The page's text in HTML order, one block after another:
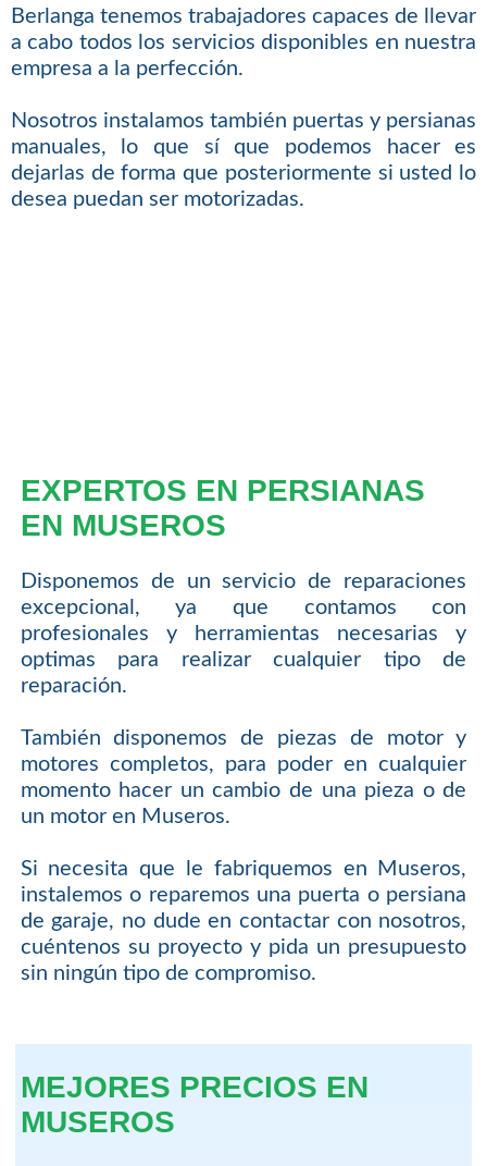
Berlanga tenemos trabajadores capaces de llevar
a cabo todos los servicios disponibles en nuestra
empresa a la perfección.
Nosotros instalamos también puertas y persianas
manuales, lo que sí que podemos hacer es
dejarlas de forma que posteriormente si usted lo
desea puedan ser motorizadas.
EXPERTOS EN PERSIANAS
EN MUSEROS
Disponemos de un servicio de reparaciones
excepcional, ya que contamos con
profesionales y herramientas necesarias y
optimas para realizar cualquier tipo de
reparación.
También disponemos de piezas de motor y
motores completos, para poder en cualquier
momento hacer un cambio de una pieza o de
un motor en Museros.
Si necesita que le fabriquemos en Museros,
instalemos o reparemos una puerta o persiana
de garaje, no dude en contactar con nosotros,
cuéntenos su proyecto y pida un presupuesto
sin ningún tipo de compromiso.
MEJORES PRECIOS EN
MUSEROS